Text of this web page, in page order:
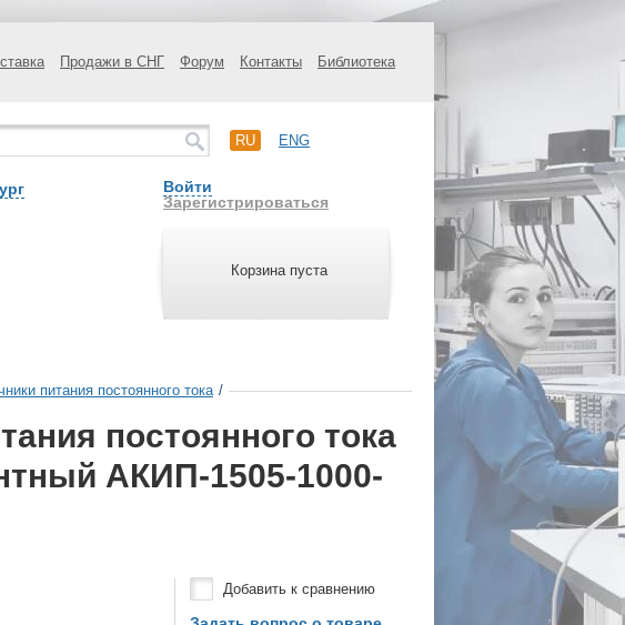
Продажи в СНГ Форум Контакты Библиотека
RU ENG
Войти
Зарегистрироваться
Корзина пуста
питания постоянного тока /
постоянного тока
АКИП-1505-1000-
Добавить к сравнению